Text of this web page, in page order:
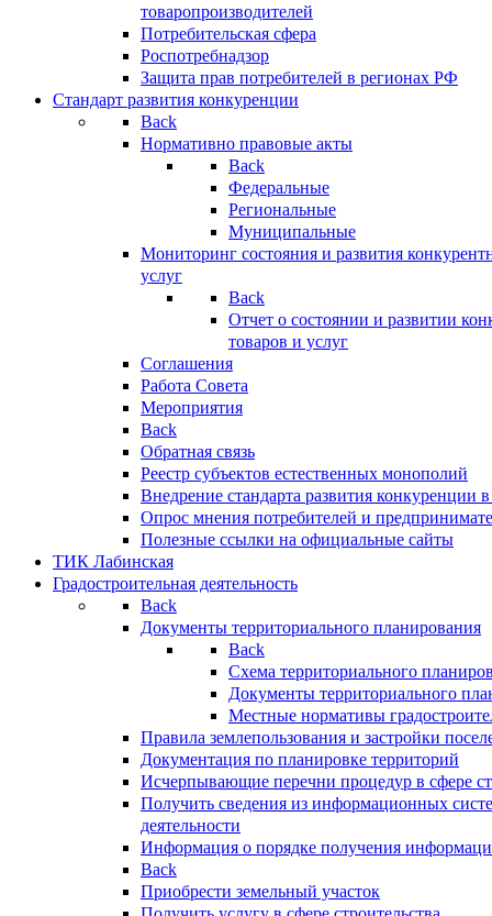
товаропроизводителей
Потребительская сфера
Роспотребнадзор
Защита прав потребителей в регионах РФ
Стандарт развития конкуренции
Back
Нормативно правовые акты
Back
Федеральные
Региональные
Муниципальные
Мониторинг состояния и развития
услуг
Back
Отчет о состоянии и развитии
товаров и услуг
Соглашения
Работа Совета
Мероприятия
Back
Обратная связь
Реестр субъектов естественных монополий
Внедрение стандарта развития конкуренции
Опрос мнения потребителей и
Полезные ссылки на официальные сайты
ТИК Лабинская
Градостроительная деятельность
Back
Документы территориального планирования
Back
Схема территориального
Документы территориального
Местные нормативы
Правила землепользования и застройки
Документация по планировке территорий
Исчерпывающие перечни процедур в сфере
Получить сведения из информационных
деятельности
Информация о порядке получения
Back
Приобрести земельный участок